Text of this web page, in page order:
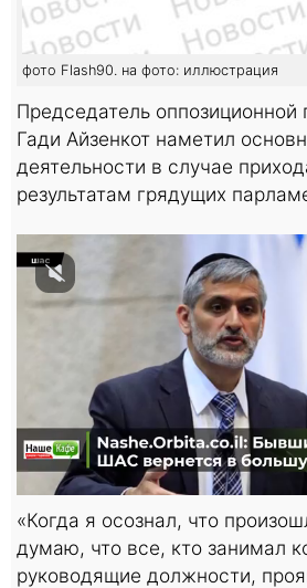
фото Flash90. на фото: иллюстрация
Председатель оппозиционной
Гади Айзенкот наметил
деятельности в случае
результатам грядущих
«Когда я осознал, что
думаю, что все, кто занимал
руководящие должности,